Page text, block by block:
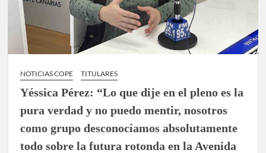
NOTICIAS COPE TITULARES
Yéssica Pérez: “Lo que dije en el pleno es la
pura verdad y no puedo mentir, nosotros
como grupo desconocíamos absolutamente
todo sobre la futura rotonda en la Avenida